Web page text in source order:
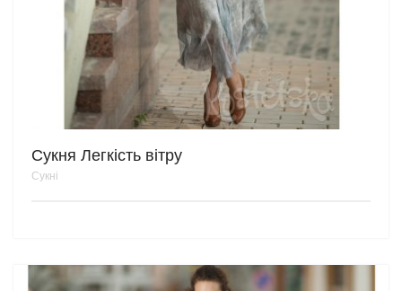
Сукня Легкість вітру
Сукні